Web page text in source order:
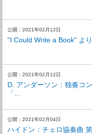
公開：2021年02月12日
"I Could Write a Book" よ
公開：2021年02月12日
D. アンダーソン：独奏コ
「...
公開：2021年02月04日
ハイドン：チェロ協奏曲